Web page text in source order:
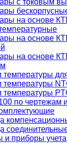
на основе
на основе
на основе
температуры
температуры
температуры
по чертежам
и приборы учета